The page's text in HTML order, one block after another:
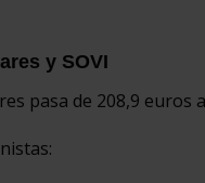
y SOVI
pasa de 208,9 euros